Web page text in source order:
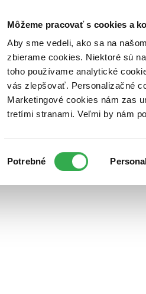
Môžeme pracovať s cookies a
Aby sme vedeli, ako sa na
zbierame cookies. Niektoré sú
toho používame analytické
vás zlepšovať. Personalizačné
Marketingové cookies nám zas
tretími stranami. Veľmi by nám
súhlasu
Potrebné
Poukážky Kontakt